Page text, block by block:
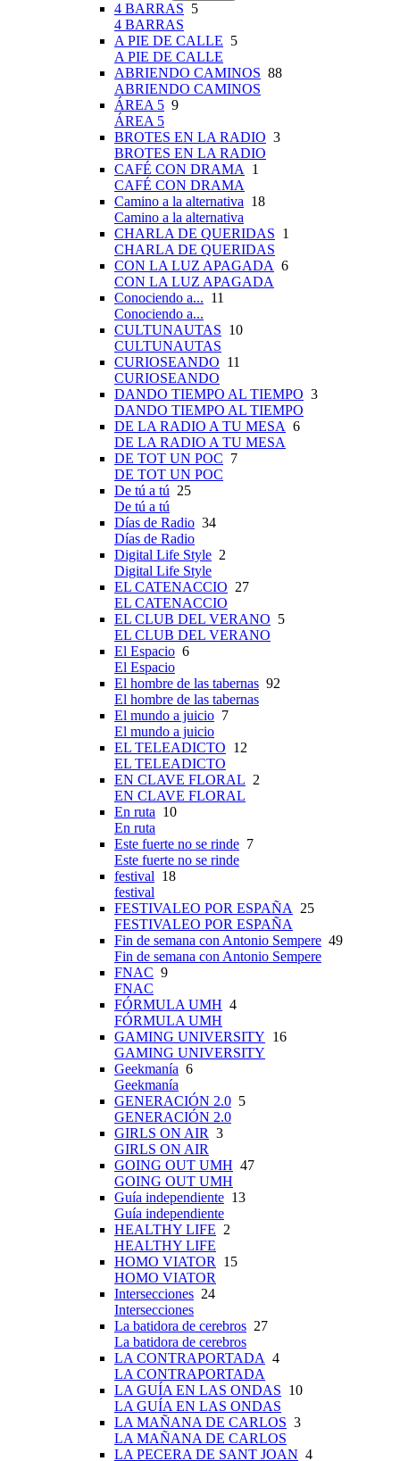
4 BARRAS 5
4 BARRAS
A PIE DE CALLE 5
A PIE DE CALLE
ABRIENDO CAMINOS 88
ABRIENDO CAMINOS
ÁREA 5 9
ÁREA 5
BROTES EN LA RADIO 3
BROTES EN LA RADIO
CAFÉ CON DRAMA
1
CAFÉ CON DRAMA
Camino a la alternativa 18
Camino a la alternativa
CHARLA DE QUERIDAS 1
CHARLA DE QUERIDAS
CON LA LUZ APAGADA 6
CON LA LUZ APAGADA
Conociendo a... 11
Conociendo a...
CULTUNAUTAS 10
CULTUNAUTAS
CURIOSEANDO 11
CURIOSEANDO
DANDO TIEMPO AL TIEMPO 3
DANDO TIEMPO AL TIEMPO
DE LA RADIO A TU MESA 6
DE LA RADIO A TU MESA
DE TOT UN POC 7
DE TOT UN POC
De tú a tú 25
De tú a tú
Días de Radio 34
Días de Radio
Digital Life Style 2
Digital Life Style
EL CATENACCIO 27
EL CATENACCIO
EL CLUB DEL VERANO 5
EL CLUB DEL VERANO
El Espacio 6
El Espacio
El hombre de las tabernas 92
El hombre de las tabernas
El mundo a juicio 7
El mundo a juicio
EL TELEADICTO 12
EL TELEADICTO
EN CLAVE FLORAL 2
EN CLAVE FLORAL
En ruta 10
En ruta
Este fuerte no se rinde 7
Este fuerte no se rinde
festival 18
festival
FESTIVALEO POR ESPAÑA
25
FESTIVALEO POR ESPAÑA
Fin de semana con Antonio Sempere 49
Fin de semana con Antonio Sempere
FNAC 9
FNAC
FÓRMULA UMH 4
FÓRMULA UMH
GAMING UNIVERSITY 16
GAMING UNIVERSITY
Geekmanía 6
Geekmanía
GENERACIÓN 2.0 5
GENERACIÓN 2.0
GIRLS ON AIR 3
GIRLS ON AIR
GOING OUT UMH 47
GOING OUT UMH
Guía independiente 13
Guía independiente
HEALTHY LIFE 2
HEALTHY LIFE
HOMO VIATOR
15
HOMO VIATOR
Intersecciones 24
Intersecciones
La batidora de cerebros 27
La batidora de cerebros
LA CONTRAPORTADA 4
LA CONTRAPORTADA
LA GUÍA EN LAS ONDAS 10
LA GUÍA EN LAS ONDAS
LA MAÑANA DE CARLOS 3
LA MAÑANA DE CARLOS
LA PECERA DE SANT JOAN 4